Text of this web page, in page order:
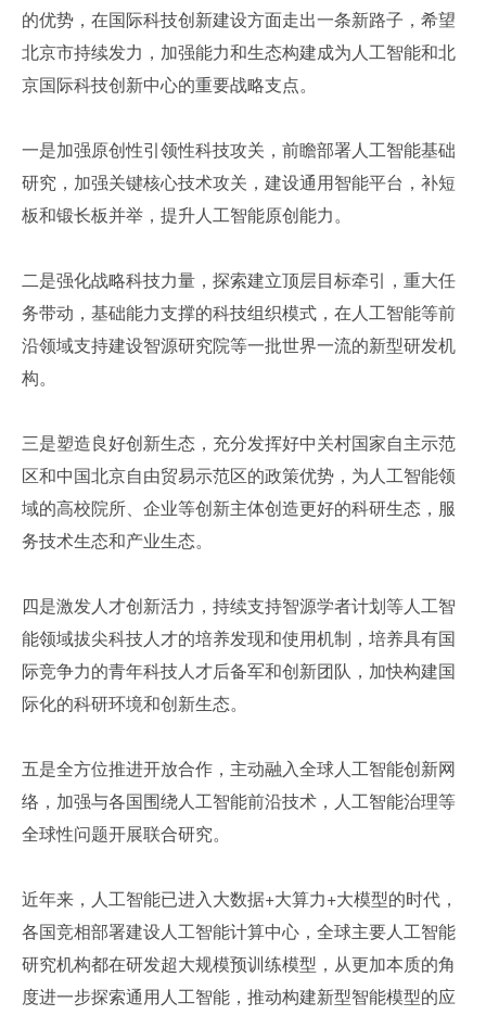
的优势，在国际科技创新建设方面走出一条新路子，希望
北京市持续发力，加强能力和生态构建成为人工智能和北
京国际科技创新中心的重要战略支点。
一是加强原创性引领性科技攻关，前瞻部署人工智能基础
研究，加强关键核心技术攻关，建设通用智能平台，补短
板和锻长板并举，提升人工智能原创能力。
二是强化战略科技力量，探索建立顶层目标牵引，重大任
务带动，基础能力支撑的科技组织模式，在人工智能等前
沿领域支持建设智源研究院等一批世界一流的新型研发机
构。
三是塑造良好创新生态，充分发挥好中关村国家自主示范
区和中国北京自由贸易示范区的政策优势，为人工智能领
域的高校院所、企业等创新主体创造更好的科研生态，服
务技术生态和产业生态。
四是激发人才创新活力，持续支持智源学者计划等人工智
能领域拔尖科技人才的培养发现和使用机制，培养具有国
际竞争力的青年科技人才后备军和创新团队，加快构建国
际化的科研环境和创新生态。
五是全方位推进开放合作，主动融入全球人工智能创新网
络，加强与各国围绕人工智能前沿技术，人工智能治理等
全球性问题开展联合研究。
近年来，人工智能已进入大数据+大算力+大模型的时代，
各国竞相部署建设人工智能计算中心，全球主要人工智能
研究机构都在研发超大规模预训练模型，从更加本质的角
度进一步探索通用人工智能，推动构建新型智能模型的应